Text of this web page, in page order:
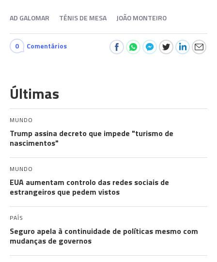
AD GALOMAR TÉNIS DE MESA JOÃO MONTEIRO
0 Comentários
Últimas
MUNDO
Trump assina decreto que impede "turismo de
nascimentos"
MUNDO
EUA aumentam controlo das redes sociais de
estrangeiros que pedem vistos
PAÍS
Seguro apela à continuidade de políticas mesmo com
mudanças de governos